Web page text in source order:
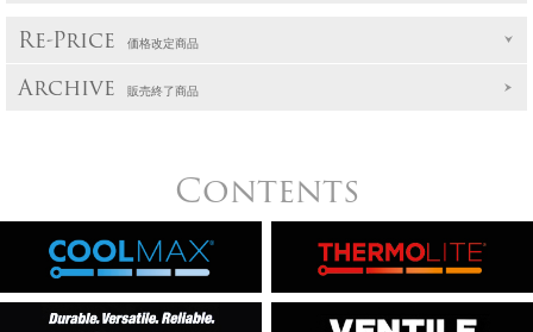
Re-Price 価格改定商品
Archive 販売終了商品
Contents